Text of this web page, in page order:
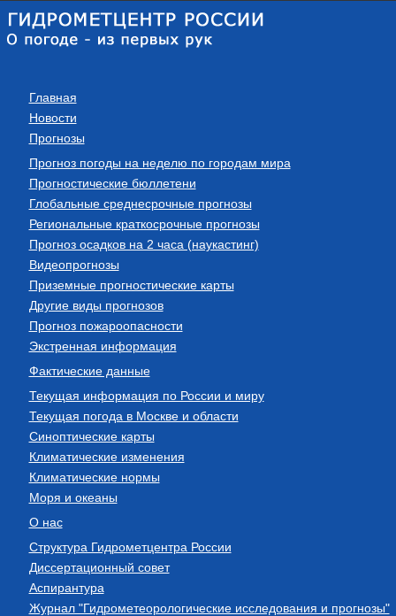
Главная
Новости
Прогнозы
Прогноз погоды на неделю по городам мира
Прогностические бюллетени
Глобальные среднесрочные прогнозы
Региональные краткосрочные прогнозы
Прогноз осадков на 2 часа (наукастинг)
Видеопрогнозы
Приземные прогностические карты
Другие виды прогнозов
Прогноз пожароопасности
Экстренная информация
Фактические данные
Текущая информация по России и миру
Текущая погода в Москве и области
Синоптические карты
Климатические изменения
Климатические нормы
Моря и океаны
О нас
Структура Гидрометцентра России
Диссертационный совет
Аспирантура
Журнал "Гидрометеорологические исследования и прогнозы"